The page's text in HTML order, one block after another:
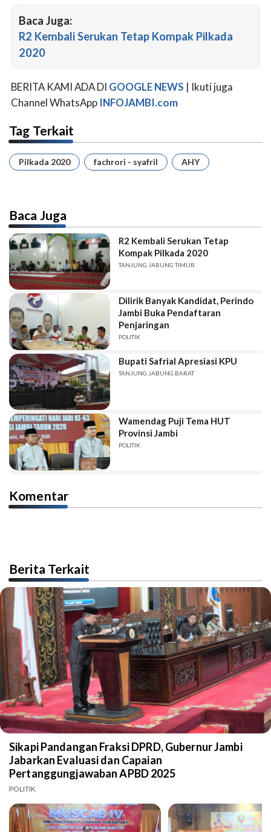
Baca Juga:
R2 Kembali Serukan Tetap Kompak Pilkada
2020
BERITA KAMI ADA DI GOOGLE NEWS | Ikuti juga
Channel WhatsApp INFOJAMBI.com
Tag Terkait
Pilkada 2020 fachrori - syafril AHY
Baca Juga
R2 Kembali Serukan Tetap
Kompak Pilkada 2020
TANJUNG JABUNG TIMUR
Dilirik Banyak Kandidat, Perindo
Jambi Buka Pendaftaran
Penjaringan
POLITIK
Bupati Safrial Apresiasi KPU
TANJUNG JABUNG BARAT
Wamendag Puji Tema HUT
Provinsi Jambi
POLITIK
Komentar
Berita Terkait
Sikapi Pandangan Fraksi DPRD, Gubernur Jambi
Jabarkan Evaluasi dan Capaian
Pertanggungjawaban APBD 2025
POLITIK